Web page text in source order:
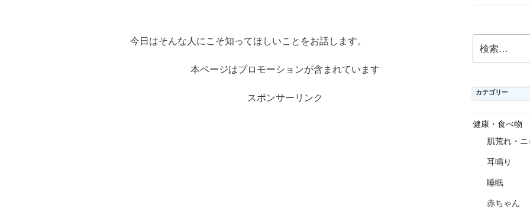
今日はそんな人にこそ知ってほしいことをお話します。
本ページはプロモーションが含まれています
スポンサーリンク
索:
カテゴリー
健康・食べ物
肌荒れ・ニ
耳鳴り
睡眠
赤ちゃん